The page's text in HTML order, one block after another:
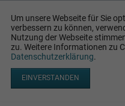
Um unsere Webseite für Sie
verbessern zu können,
Nutzung der Webseite
zu. Weitere Informationen zu
Datenschutzerklärung.
EINVERSTANDEN